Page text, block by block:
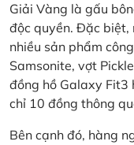
Giải Vàng là gấu
độc quyền. Đặc biệt,
nhiều sản phẩm
Samsonite, vợt
đồng hồ Galaxy
chỉ 10 đồng thông
Bên cạnh đó, hàng